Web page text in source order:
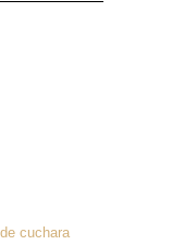
cuchara